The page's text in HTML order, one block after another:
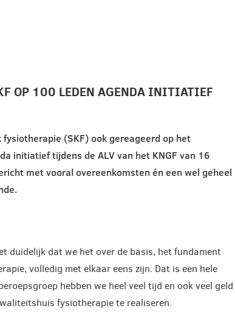
OP 100 LEDEN AGENDA INITIATIEF
(SKF) ook gereageerd op het
initiatief tijdens de ALV van het KNGF van 16
met vooral overeenkomsten én een wel geheel
duidelijk dat we het over de basis, het fundament
volledig met elkaar eens zijn. Dat is een hele
hebben we heel veel tijd en ook veel geld
fysiotherapie te realiseren.